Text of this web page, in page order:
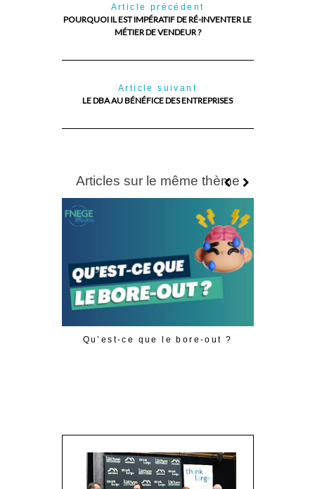
Article précédent
POURQUOI IL EST IMPÉRATIF DE RÉ-INVENTER LE
MÉTIER DE VENDEUR ?
Article suivant
LE DBA AU BÉNÉFICE DES ENTREPRISES
Articles sur le même thème
Qu’est-ce que le bore-out ?